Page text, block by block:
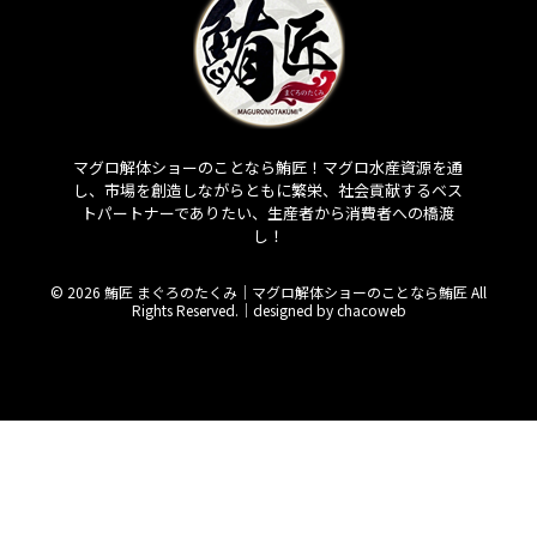
マグロ解体ショーのことなら鮪匠！マグロ水産資源を通
し、市場を創造しながらともに繁栄、社会貢献するベス
トパートナーでありたい、生産者から消費者への橋渡
し！
© 2026 鮪匠 まぐろのたくみ｜マグロ解体ショーのことなら鮪匠 All
Rights Reserved.｜ designed by chacoweb